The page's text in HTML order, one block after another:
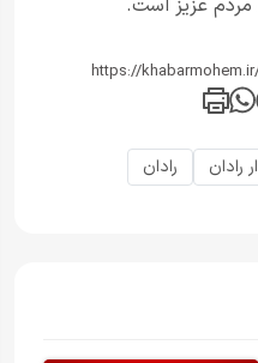
عزیز است.
رادان رادان